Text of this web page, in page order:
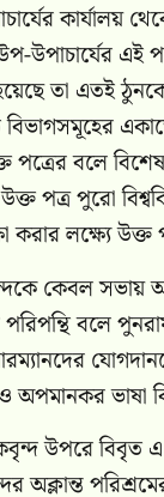
কার্যালয়
এই
হয়েছে তা এতই
বিভাগসমূহের
বলে
পত্র পুরো
করার লক্ষ্যে
কেবল সভায়
বলে
অপমানকর ভাষা
উপরে বিবৃত
অক্লান্ত